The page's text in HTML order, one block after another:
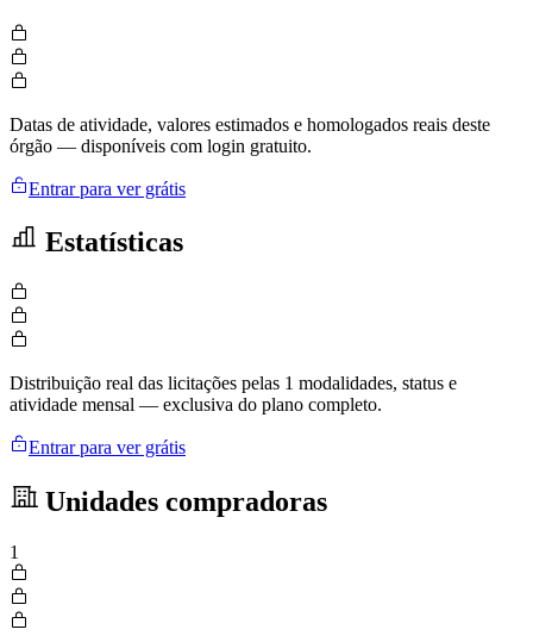
Datas de atividade, valores estimados e homologados reais deste
órgão — disponíveis com login gratuito.
Entrar para ver grátis
Estatísticas
Distribuição real das licitações pelas 1 modalidades, status e
atividade mensal — exclusiva do plano completo.
Entrar para ver grátis
Unidades compradoras
1